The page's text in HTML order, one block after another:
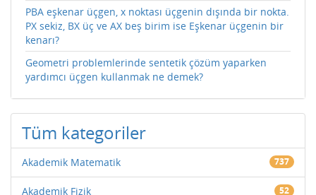
PBA eşkenar üçgen, x noktası üçgenin dışında bir nokta.
PX sekiz, BX üç ve AX beş birim ise Eşkenar üçgenin bir
kenarı?
Geometri problemlerinde sentetik çözüm yaparken
yardımcı üçgen kullanmak ne demek?
Tüm kategoriler
Akademik Matematik 737
Akademik Fizik 52